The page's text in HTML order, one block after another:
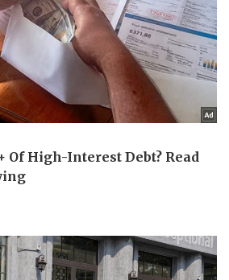
Trải nghiệm
Chuyển đổi số